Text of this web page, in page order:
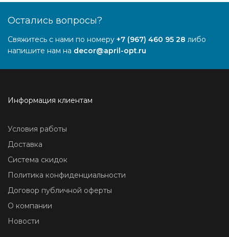
Остались вопросы?
Свяжитесь с нами по номеру +7 (967) 460 95 28 либо
напишите нам на decor@april-opt.ru
Информация клиентам
Условия работы
Доставка
Система скидок
Политика конфиденциальности
Договор публичной оферты
О компании
Новости